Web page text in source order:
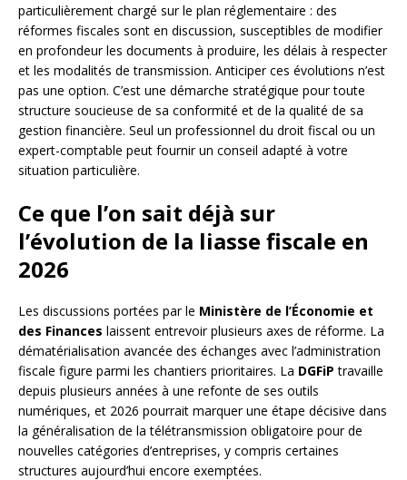
particulièrement chargé sur le plan réglementaire : des
réformes fiscales sont en discussion, susceptibles de modifier
en profondeur les documents à produire, les délais à respecter
et les modalités de transmission. Anticiper ces évolutions n’est
pas une option. C’est une démarche stratégique pour toute
structure soucieuse de sa conformité et de la qualité de sa
gestion financière. Seul un professionnel du droit fiscal ou un
expert-comptable peut fournir un conseil adapté à votre
situation particulière.
Ce que l’on sait déjà sur
l’évolution de la liasse fiscale en
2026
Les discussions portées par le Ministère de l’Économie et
des Finances laissent entrevoir plusieurs axes de réforme. La
dématérialisation avancée des échanges avec l’administration
fiscale figure parmi les chantiers prioritaires. La DGFiP travaille
depuis plusieurs années à une refonte de ses outils
numériques, et 2026 pourrait marquer une étape décisive dans
la généralisation de la télétransmission obligatoire pour de
nouvelles catégories d’entreprises, y compris certaines
structures aujourd’hui encore exemptées.